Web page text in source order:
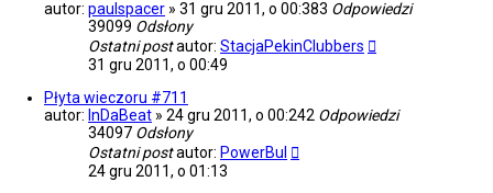
autor: paulspacer » 31 gru 2011, o 00:383 Odpowiedzi
39099 Odsłony
Ostatni postautor: StacjaPekinClubbers
31 gru 2011, o 00:49
Płyta wieczoru #711
autor: InDaBeat » 24 gru 2011, o 00:242 Odpowiedzi
34097 Odsłony
Ostatni postautor: PowerBul
24 gru 2011, o 01:13